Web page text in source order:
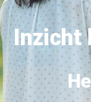
Inzicht